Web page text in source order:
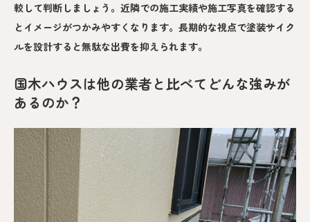
較して判断しましょう。近隣での施工実績や施工写真を確認する
とイメージがつかみやすくなります。長期的な視点で塗装サイク
ルを設計すると無駄な出費を抑えられます。
国木ハウスは他の業者と比べてどんな強みが
あるのか？